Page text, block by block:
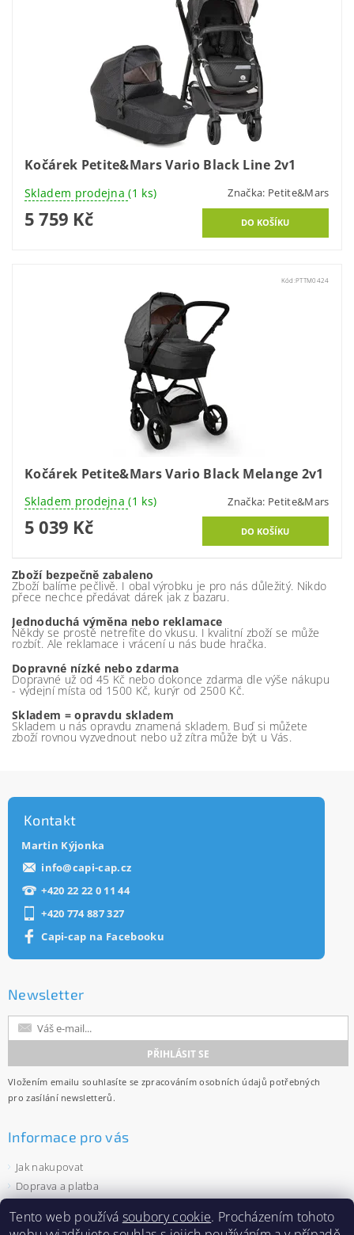
Kočárek Petite&Mars Vario Black Line 2v1
Skladem prodejna(1 ks) Značka: Petite&Mars
5 759 Kč
Kód: PTTM0424
Kočárek Petite&Mars Vario Black Melange 2v1
Skladem prodejna(1 ks) Značka: Petite&Mars
5 039 Kč
Zboží bezpečně zabaleno
Zboží balíme pečlivě. I obal výrobku je pro nás důležitý. Nikdo
přece nechce předávat dárek jak z bazaru.
Jednoduchá výměna nebo reklamace
Někdy se prostě netrefíte do vkusu. I kvalitní zboží se může
rozbít. Ale reklamace i vrácení u nás bude hračka.
Dopravné nízké nebo zdarma
Dopravné už od 45 Kč nebo dokonce zdarma dle výše nákupu
- výdejní místa od 1500 Kč, kurýr od 2500 Kč.
Skladem = opravdu skladem
Skladem u nás opravdu znamená skladem. Buď si můžete
zboží rovnou vyzvednout nebo už zítra může být u Vás.
Kontakt
Martin Kýjonka
info@capi-cap.cz
+420 22 22 0 11 44
+420 774 887 327
Capi-cap na Facebooku
Newsletter
Vložením emailu souhlasíte se zpracováním osobních údajů potřebných
pro zasílání newsletterů.
Informace pro vás
Jak nakupovat
Doprava a platba
Ochrana osobních údajů
Tento web používá soubory cookie. Procházením tohoto